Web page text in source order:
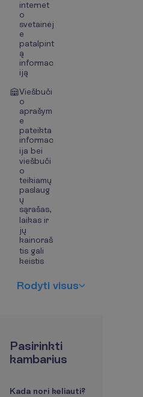
internet
o
svetainėj
e
patalpint
ą
informac
iją
Viešbuči
o
aprašym
e
pateikta
informac
ija bei
viešbuči
o
teikiamų
paslaug
ų
sąrašas,
laikas ir
jų
kainoraš
tis gali
keistis
Rodyti visus
Pasirinkti
kambarius
Kada nori keliauti?